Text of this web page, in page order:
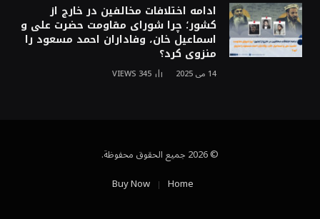
ادامه اختلافات مخالفین در خارج از
کشور؛ چرا شورای مقاومت حضرت علی و
اسماعیل خان، وفاداران احمد مسعود را
منزوی کرد؟
14 می 2025 345
VIEWS
© 2026 جميع الحقوق محفوظة.
Home
Buy Now